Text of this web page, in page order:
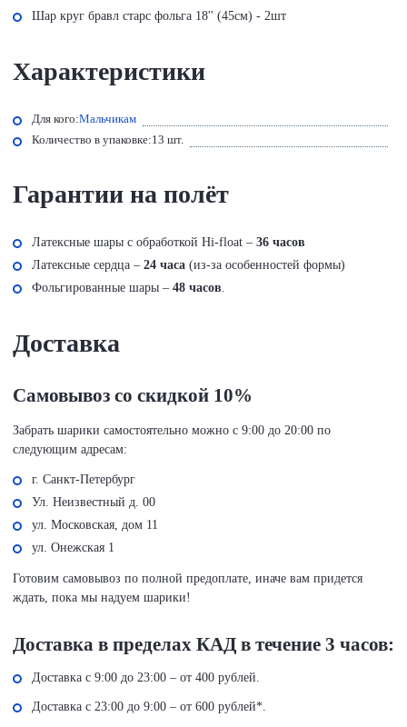
Шар круг бравл старс фольга 18'' (45см) - 2шт
Характеристики
Для кого:Мальчикам
Количество в упаковке:13 шт.
Гарантии на полёт
Латексные шары с обработкой Hi-float – 36 часов
Латексные сердца – 24 часа (из-за особенностей формы)
Фольгированные шары – 48 часов
Доставка
Самовывоз со скидкой 10%
Забрать шарики самостоятельно можно с 9:00 до 20:00 по
следующим адресам:
г. Санкт-Петербург
Ул. Неизвестный д. 00
ул. Московская, дом 11
ул. Онежская 1
Готовим самовывоз по полной предоплате, иначе вам придется
ждать, пока мы надуем шарики!
Доставка в пределах КАД в течение 3 часов:
Доставка с 9:00 до 23:00 – от 400 рублей.
Доставка с 23:00 до 9:00 – от 600 рублей*.